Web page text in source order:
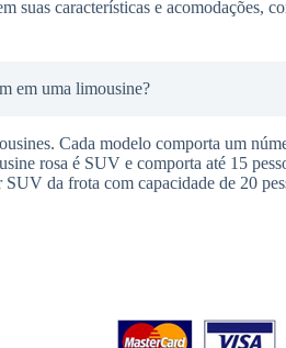
suas características e acomodações,
em uma limousine?
Cada modelo comporta um
rosa é SUV e comporta até 15
da frota com capacidade de 20